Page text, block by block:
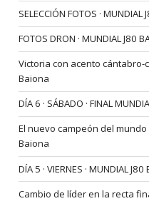
SELECCIÓN FOTOS ·
FOTOS DRON · MUNDIAL J80
Victoria con acento cántabro-
Baiona
DÍA 6 · SÁBADO · FINAL
El nuevo campeón del
Baiona
DÍA 5 · VIERNES · MUNDIAL
Cambio de líder en la recta